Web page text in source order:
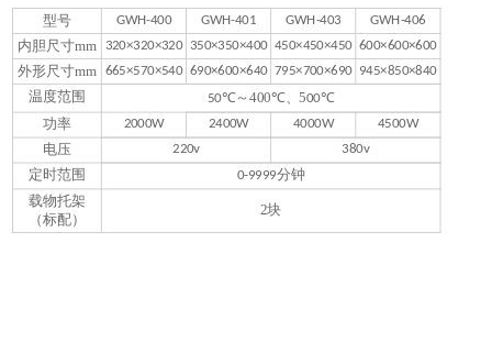
型号 GWH-400 GWH-401 GWH-403 GWH-406
内胆尺寸mm 320×320×320 350×350×400 450×450×450 600×600×600
外形尺寸mm 665×570×540 690×600×640 795×700×690 945×850×840
温度范围 50℃～400℃、500℃
功率 2000W 2400W 4000W
4500W
电压
220v 380v
定时范围 0-9999分钟
载物托架
（标配）
2块